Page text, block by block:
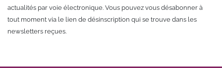
actualités par voie électronique. Vous pouvez vous désabonner à
tout moment via le lien de désinscription qui se trouve dans les
newsletters reçues.